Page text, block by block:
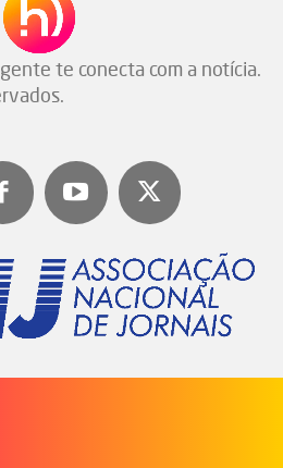
te conecta com a notícia.